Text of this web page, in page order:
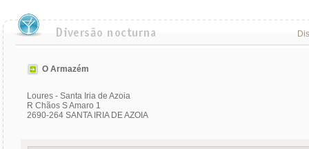
O Armazém
Loures - Santa Iria de Azoia
R Chãos S Amaro 1
2690-264 SANTA IRIA DE AZOIA